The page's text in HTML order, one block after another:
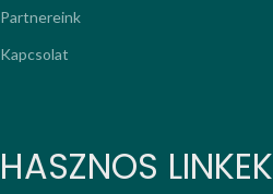
Partnereink
Kapcsolat
HASZNOS LINKEK